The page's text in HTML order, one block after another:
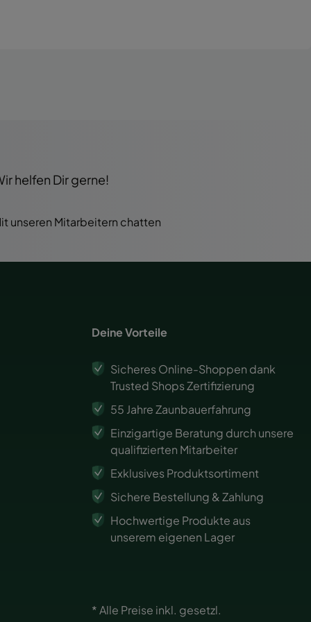
helfen Dir gerne!
unseren Mitarbeitern chatten
Deine Vorteile
Sicheres Online-Shoppen dank
Trusted Shops Zertifizierung
55 Jahre Zaunbauerfahrung
Einzigartige Beratung durch unsere
qualifizierten Mitarbeiter
Exklusives Produktsortiment
Sichere Bestellung & Zahlung
Hochwertige Produkte aus
unserem eigenen Lager
* Alle Preise inkl. gesetzl.